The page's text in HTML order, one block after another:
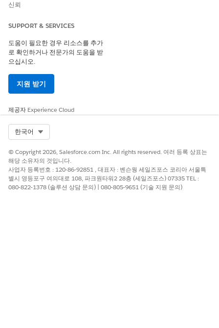
신뢰
SUPPORT & SERVICES
도움이 필요한 경우 리소스를 추가
로 확인하거나 전문가의 도움을 받
으십시오.
지원 받기
제공자 Experience Cloud
한국어
© Copyright 2026, Salesforce.com Inc. All rights reserved. 여러 등록 상표는
해당 소유자의 것입니다.
사업자 등록번호 : 120-86-92851 , 대표자 : 벤슨웡 세일즈포스 코리아 서울특
별시 영등포구 여의대로 108, 파크원타워2 28층 (세일즈포스) 07335 TEL :
080-822-1378 (솔루션 상담 문의) | 080-805-9651 (기술 지원 문의)